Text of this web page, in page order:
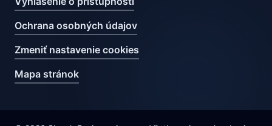
Ochrana osobných údajov
Zmeniť nastavenie cookies
Mapa stránok